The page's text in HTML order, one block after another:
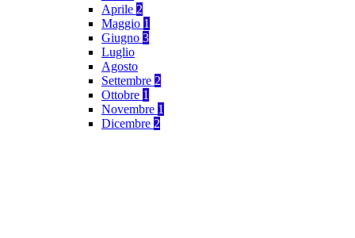
Aprile 2
Maggio 1
Giugno 3
Luglio
Agosto
Settembre 2
Ottobre 1
Novembre 1
Dicembre 2